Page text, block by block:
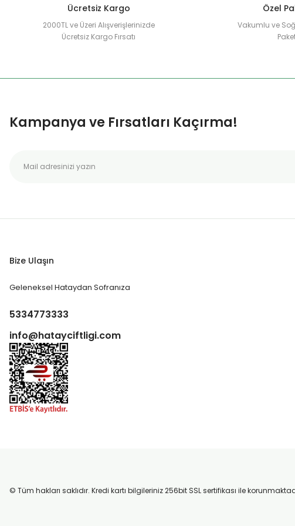
Ücretsiz Kargo
2000TL ve Üzeri Alışverişlerinizde
Ücretsiz Kargo Fırsatı
Özel
Vakumlu ve
Kampanya ve Fırsatları Kaçırma!
Bize Ulaşın
Geleneksel Hataydan Sofranıza
5334773333
info@hatayciftligi.com
© Tüm hakları saklıdır. Kredi kartı bilgileriniz 256bit SSL sertifikası ile